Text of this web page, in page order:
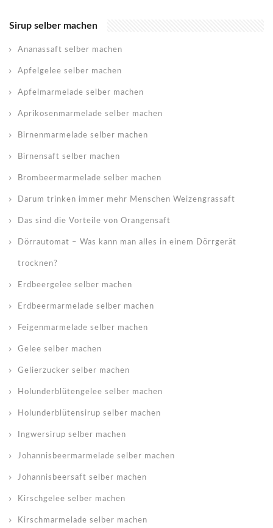
Sirup selber machen
Ananassaft selber machen
Apfelgelee selber machen
Apfelmarmelade selber machen
Aprikosenmarmelade selber machen
Birnenmarmelade selber machen
Birnensaft selber machen
Brombeermarmelade selber machen
Darum trinken immer mehr Menschen Weizengrassaft
Das sind die Vorteile von Orangensaft
Dörrautomat – Was kann man alles in einem Dörrgerät
trocknen?
Erdbeergelee selber machen
Erdbeermarmelade selber machen
Feigenmarmelade selber machen
Gelee selber machen
Gelierzucker selber machen
Holunderblütengelee selber machen
Holunderblütensirup selber machen
Ingwersirup selber machen
Johannisbeermarmelade selber machen
Johannisbeersaft selber machen
Kirschgelee selber machen
Kirschmarmelade selber machen